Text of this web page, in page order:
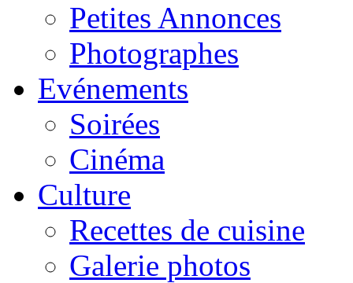
Petites Annonces
Photographes
Evénements
Soirées
Cinéma
Culture
Recettes de cuisine
Galerie photos